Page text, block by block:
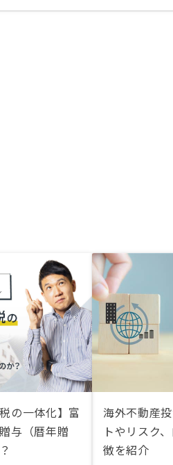
の一体化】富
与（暦年贈
海外不動産
トやリスク
徴を紹介